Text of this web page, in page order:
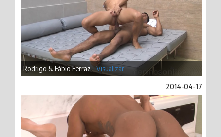
Rodrigo & Fábio Ferraz -Visualizar
2014-04-17